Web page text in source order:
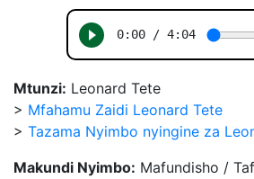
Mtunzi: Leonard Tete
> Mfahamu Zaidi Leonard Tete
> Tazama Nyimbo nyingine za
Makundi Nyimbo: Mafundisho /